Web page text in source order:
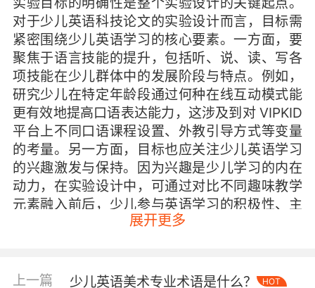
对于少儿英语科技论文的实验设计而言，目标需
紧密围绕少儿英语学习的核心要素。一方面，要
聚焦于语言技能的提升，包括听、说、读、写各
项技能在少儿群体中的发展阶段与特点。例如，
研究少儿在特定年龄段通过何种在线互动模式能
更有效地提高口语表达能力，这涉及到对 VIPKID
平台上不同口语课程设置、外教引导方式等变量
的考量。另一方面，目标也应关注少儿英语学习
的兴趣激发与保持。因为兴趣是少儿学习的内在
动力，在实验设计中，可通过对比不同趣味教学
元素融入前后，少儿参与英语学习的积极性、主
动性变化，如在 VIPKID 课程中引入动画角色扮
通过实验挖掘提升学习兴趣的有效途径。
展开更多
上一篇 少儿英语美术专业术语是什么？ HOT